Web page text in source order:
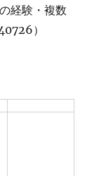
経験・複数
）